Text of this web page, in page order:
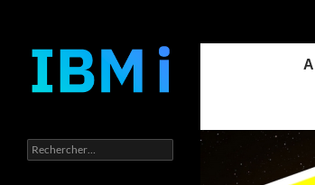
contenu
Rechercher :